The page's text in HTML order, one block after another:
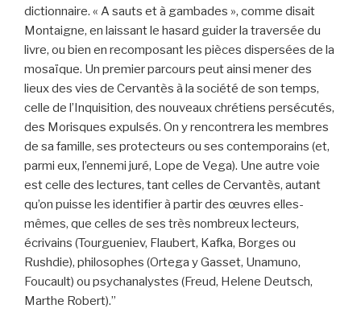
dictionnaire. « A sauts et à gambades », comme disait
Montaigne, en laissant le hasard guider la traversée du
livre, ou bien en recomposant les pièces dispersées de la
mosaïque. Un premier parcours peut ainsi mener des
lieux des vies de Cervantès à la société de son temps,
celle de l’Inquisition, des nouveaux chrétiens persécutés,
des Morisques expulsés. On y rencontrera les membres
de sa famille, ses protecteurs ou ses contemporains (et,
parmi eux, l’ennemi juré, Lope de Vega). Une autre voie
est celle des lectures, tant celles de Cervantès, autant
qu’on puisse les identifier à partir des œuvres elles-
mêmes, que celles de ses très nombreux lecteurs,
écrivains (Tourgueniev, Flaubert, Kafka, Borges ou
Rushdie), philosophes (Ortega y Gasset, Unamuno,
Foucault) ou psychanalystes (Freud, Helene Deutsch,
Marthe Robert).”